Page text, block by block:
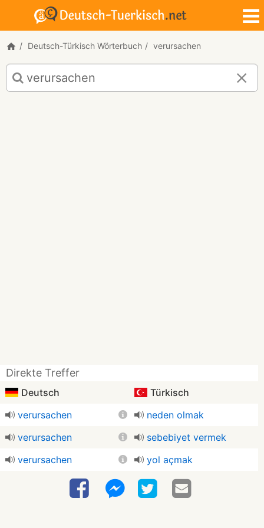
Deutsch-Türkisch Wörterbuch verursachen
Deutsch-
Türkisch
Übersetzung
Direkte Treffer
Deutsch
Türkisch
verursachen
neden olmak
verursachen
sebebiyet vermek
verursachen
yol açmak